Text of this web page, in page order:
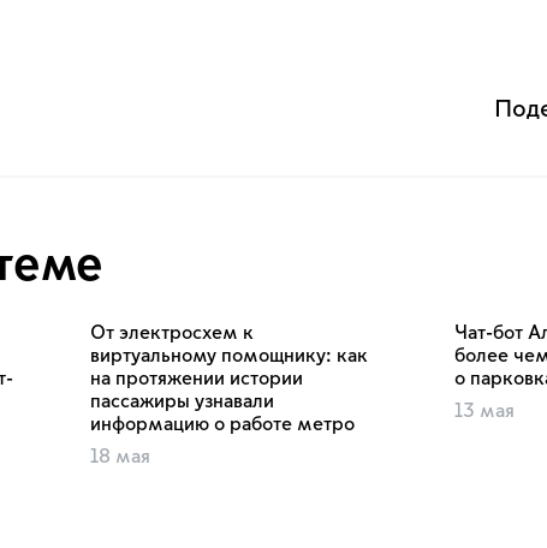
От электросхем к
виртуальному помощнику: как
на протяжении истории
пассажиры узнавали
информацию о работе метро
18 мая
Чат-бот
более
о
13 мая